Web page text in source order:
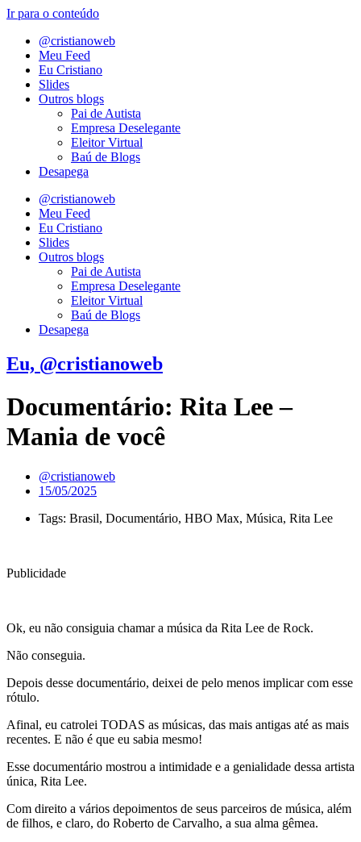
Ir para o conteúdo
@cristianoweb
Meu Feed
Eu Cristiano
Slides
Outros blogs
Pai de Autista
Empresa Deselegante
Eleitor Virtual
Baú de Blogs
Desapega
@cristianoweb
Meu Feed
Eu Cristiano
Slides
Outros blogs
Pai de Autista
Empresa Deselegante
Eleitor Virtual
Baú de Blogs
Desapega
Eu, @cristianoweb
Documentário: Rita Lee –
Mania de você
@cristianoweb
15/05/2025
Tags: Brasil, Documentário, HBO Max, Música, Rita Lee
Publicidade
Ok, eu não consiguia chamar a música da Rita Lee de Rock.
Não conseguia.
Depois desse documentário, deixei de pelo menos implicar com esse
rótulo.
Afinal, eu catrolei TODAS as músicas, das mais antigas até as mais
recentes. E não é que eu sabia mesmo!
Esse documentário mostrou a intimidade e a genialidade dessa artista
única, Rita Lee.
Com direito a vários depoimentos de seus parceiros de música, além
de filhos, e claro, do Roberto de Carvalho, a sua alma gêmea.